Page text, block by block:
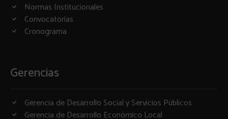
Normas Institucionales
Convocatorias
Cronograma
Gerencias
Gerencia de Desarrollo Social y Servicios Públicos
Gerencia de Desarrollo Económico Local